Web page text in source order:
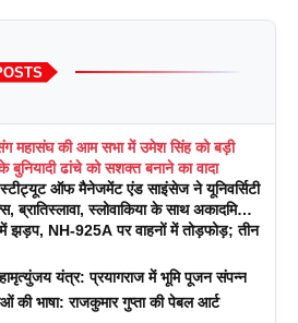
महासंघ की आम सभा में उमेश सिंह को बड़ी
बुनियादी ढांचे को सशक्त बनाने का वादा
ऑफ मैनेजमेंट एंड साइंसेज ने यूनिवर्सिटी
स्लोवाकिया के साथ अकादमिक
पर एक दिवसीय कार्यशाला का
में झड़प, NH-925A पर वाहनों में तोड़फोड़; तीन
यंत्र: प्रयागराज में भूमि पूजन संपन्न
की भाषा: राजकुमार गुप्ता की पेबल आर्ट